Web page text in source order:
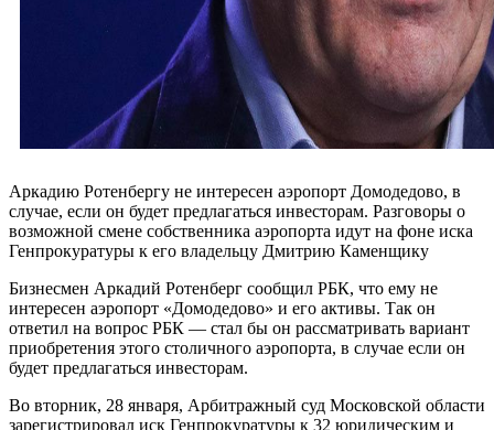
Аркадию Ротенбергу не интересен аэропорт Домодедово, в
случае, если он будет предлагаться инвесторам. Разговоры о
возможной смене собственника аэропорта идут на фоне иска
Генпрокуратуры к его владельцу Дмитрию Каменщику
Бизнесмен Аркадий Ротенберг сообщил РБК, что ему не
интересен аэропорт «Домодедово» и его активы. Так он
ответил на вопрос РБК — стал бы он рассматривать вариант
приобретения этого столичного аэропорта, в случае если он
будет предлагаться инвесторам.
Во вторник, 28 января, Арбитражный суд Московской области
зарегистрировал иск Генпрокуратуры к 32 юридическим и